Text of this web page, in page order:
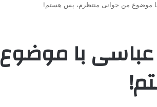
موضوع من جوانی منتظرم، پس هستم!
عباسی با موضوع